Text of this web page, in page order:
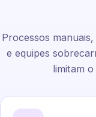
Processos
e equipes
limitam